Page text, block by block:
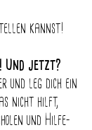
kannst!
Und jetzt?
und leg dich ein
nicht hilft,
und Hilfe-